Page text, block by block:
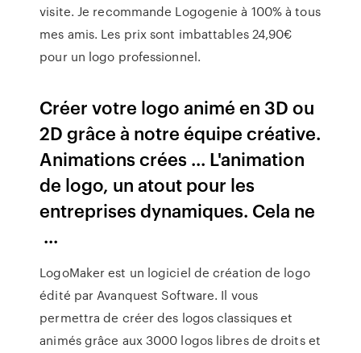
visite. Je recommande Logogenie à 100% à tous
mes amis. Les prix sont imbattables 24,90€
pour un logo professionnel.
Créer votre logo animé en 3D ou
2D grâce à notre équipe créative.
Animations crées ... L'animation
de logo, un atout pour les
entreprises dynamiques. Cela ne
...
LogoMaker est un logiciel de création de logo
édité par Avanquest Software. Il vous
permettra de créer des logos classiques et
animés grâce aux 3000 logos libres de droits et